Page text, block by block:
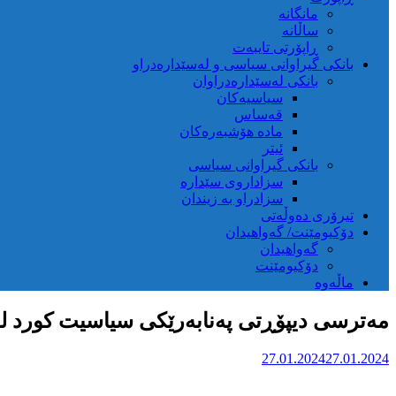
مانگانە
ساڵانە
ڕاپۆرتی تایبەت
بانکی گیراوانی سیاسی و لەسێدارەدراو
بانکی لەسێدارەدراوان
سیاسیەکان
قەساس
مادە هۆشبەرەکان
ئیتر
بانکی گیراوانی سیاسی
سزاداروی سێدارە
سزادراو بە زیندان
تیرۆری دەوڵەتی
دۆکیومێنت/ گەواهیدان
گەواهیدان
دۆکیومێنت
ماڵەوە
مەترسی دیپۆڕتی پەنابەرێکی سیاسیت کورد
27.01.202427.01.2024